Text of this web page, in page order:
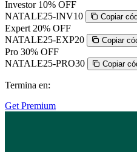
Investor 10% OFF
NATALE25-INV10
Copiar
Expert 20% OFF
NATALE25-EXP20
Copiar
Pro 30% OFF
NATALE25-PRO30
Copiar
Termina en:
Get Premium